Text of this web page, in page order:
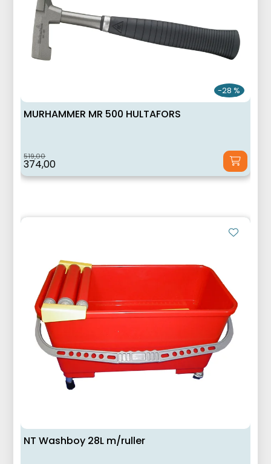
NT Washboy 28L m/ruller
-28 %
MURHAMMER MR 500 HULTAFORS
519,00
374,00